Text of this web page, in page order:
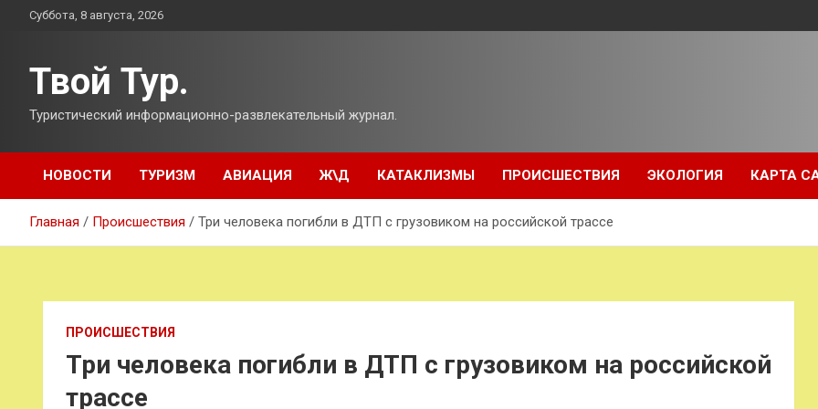
ПерейтиСуббота, 8 августа, 2026
Твой Тур.
Туристический информационно-развлекательный журнал.
НОВОСТИ ТУРИЗМ АВИАЦИЯ Ж\Д КАТАКЛИЗМЫ ПРОИСШЕСТВИЯ ЭКОЛОГИЯ КАРТА
Главная Происшествия Три человека погибли в ДТП с грузовиком на российской трассе
ПРОИСШЕСТВИЯ
Три человека погибли в ДТП с грузовиком на российской
трассе